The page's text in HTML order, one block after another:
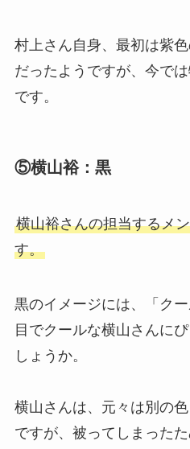
村上さん自身、最初は紫
だったようですが、今で
です。
⑤横山裕：黒
横山裕さんの担当するメ
す。
黒のイメージには、「ク
目でクールな横山さんに
しょうか。
横山さんは、元々は別の
ですが、被ってしまった